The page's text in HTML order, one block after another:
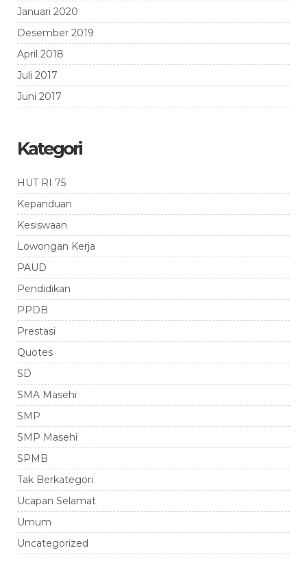
Januari 2020
Desember 2019
April 2018
Juli 2017
Juni 2017
Kategori
HUT RI 75
Kepanduan
Kesiswaan
Lowongan Kerja
PAUD
Pendidikan
PPDB
Prestasi
Quotes
SD
SMA Masehi
SMP
SMP Masehi
SPMB
Tak Berkategori
Ucapan Selamat
Umum
Uncategorized